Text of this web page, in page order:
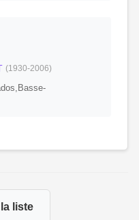
(1930-2006)
liste